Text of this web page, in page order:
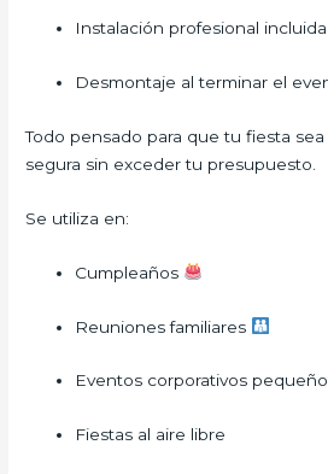
Instalación profesional incluida
Desmontaje al terminar el
Todo pensado para que tu fiesta
segura sin exceder tu presupuesto.
Se utiliza en:
Cumpleaños
Reuniones familiares
Eventos corporativos
Fiestas al aire libre